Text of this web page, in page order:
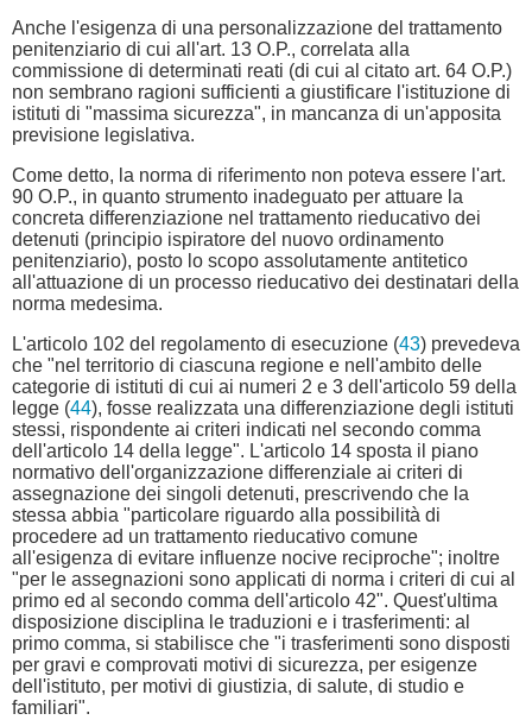
Anche l'esigenza di una personalizzazione del trattamento
penitenziario di cui all'art. 13 O.P., correlata alla
commissione di determinati reati (di cui al citato art. 64 O.P.)
non sembrano ragioni sufficienti a giustificare l'istituzione di
istituti di "massima sicurezza", in mancanza di un'apposita
previsione legislativa.
Come detto, la norma di riferimento non poteva essere l'art.
90 O.P., in quanto strumento inadeguato per attuare la
concreta differenziazione nel trattamento rieducativo dei
detenuti (principio ispiratore del nuovo ordinamento
penitenziario), posto lo scopo assolutamente antitetico
all'attuazione di un processo rieducativo dei destinatari della
norma medesima.
L'articolo 102 del regolamento di esecuzione (43) prevedeva
che "nel territorio di ciascuna regione e nell'ambito delle
categorie di istituti di cui ai numeri 2 e 3 dell'articolo 59 della
legge (44), fosse realizzata una differenziazione degli istituti
stessi, rispondente ai criteri indicati nel secondo comma
dell'articolo 14 della legge". L'articolo 14 sposta il piano
normativo dell'organizzazione differenziale ai criteri di
assegnazione dei singoli detenuti, prescrivendo che la
stessa abbia "particolare riguardo alla possibilità di
procedere ad un trattamento rieducativo comune
all'esigenza di evitare influenze nocive reciproche"; inoltre
"per le assegnazioni sono applicati di norma i criteri di cui al
primo ed al secondo comma dell'articolo 42". Quest'ultima
disposizione disciplina le traduzioni e i trasferimenti: al
primo comma, si stabilisce che "i trasferimenti sono disposti
per gravi e comprovati motivi di sicurezza, per esigenze
dell'istituto, per motivi di giustizia, di salute, di studio e
familiari".